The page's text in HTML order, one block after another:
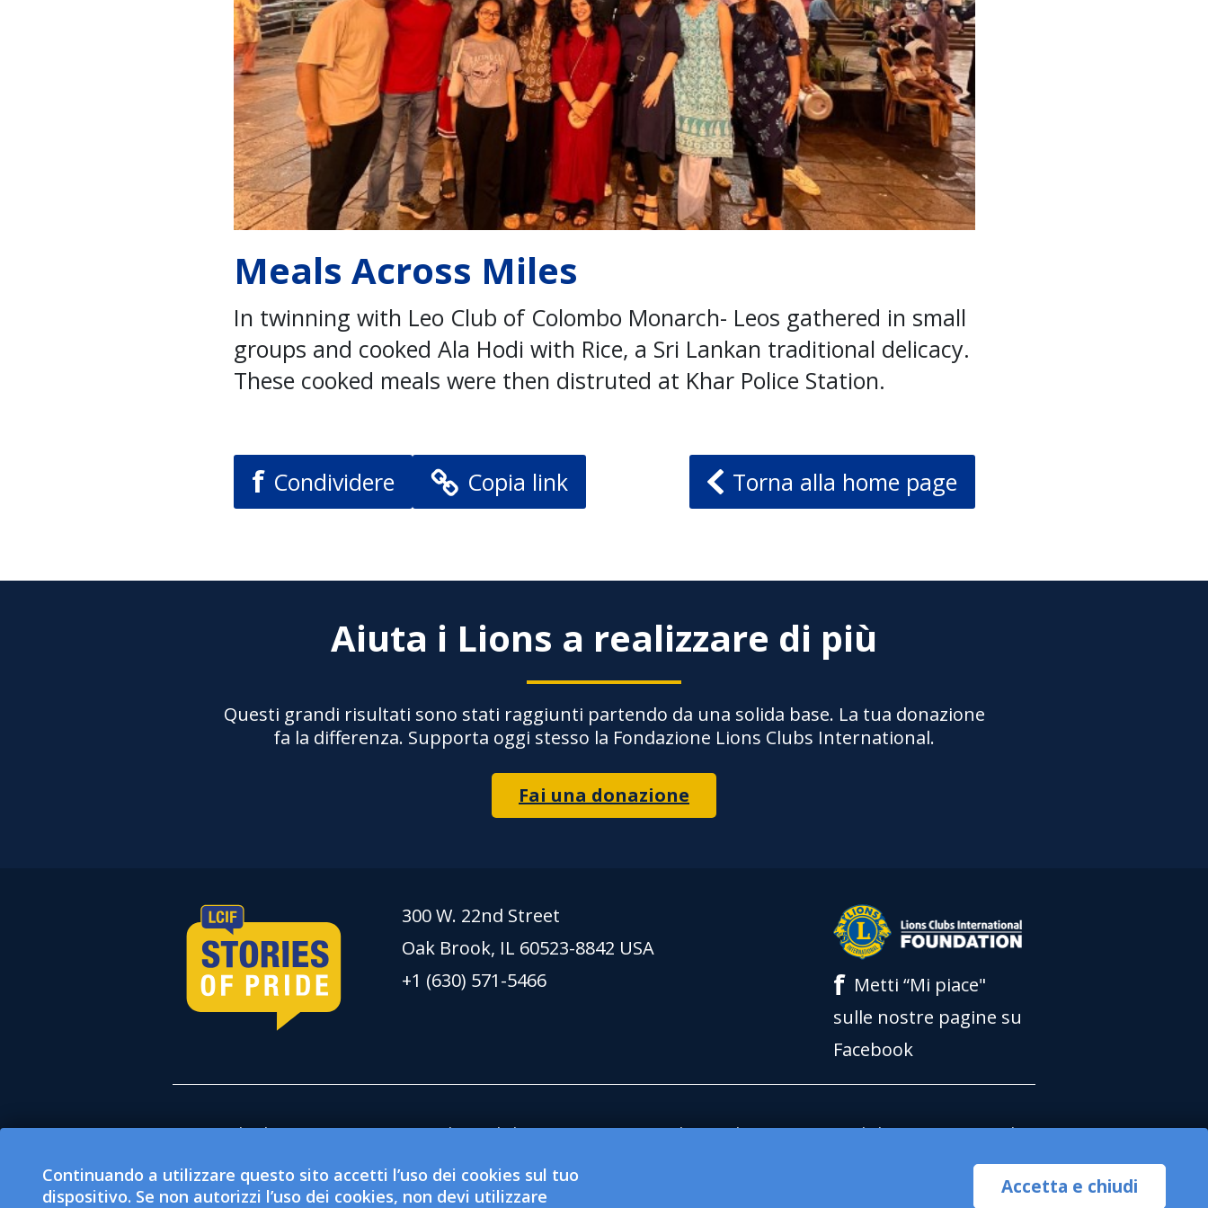
Meals Across Miles
In twinning with Leo Club of Colombo Monarch- Leos gathered in small
groups and cooked Ala Hodi with Rice, a Sri Lankan traditional delicacy.
These cooked meals were then distruted at Khar Police Station.
f Condividere Copia link Torna alla home page
Aiuta i Lions a realizzare di più
Questi grandi risultati sono stati raggiunti partendo da una solida base. La tua donazione
fa la differenza. Supporta oggi stesso la Fondazione Lions Clubs International.
Fai una donazione
Continuando a utilizzare questo sito accetti l’uso dei cookies sul tuo
dispositivo. Se non autorizzi l’uso dei cookies, non devi utilizzare
Accetta e chiudi
300 W. 22nd Street
Oak Brook, IL 60523-8842 USA
+1 (630) 571-5466
f Metti “Mi piace"
sulle nostre pagine su
Facebook
Tutte le donazioni eseguite su lionsclubs.org supportano la Fondazione Lions Clubs International
(LCIF) che è un'organizzazione pubblica no profit 501(c)(3) esentasse. Lions Clubs International
(LCI) è un’organizzazione di servizio sociale 501(c)(4) esentasse e non è qualificata per accettare o